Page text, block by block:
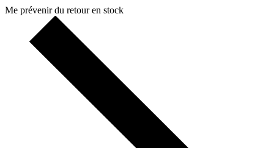
Me prévenir du retour en stock